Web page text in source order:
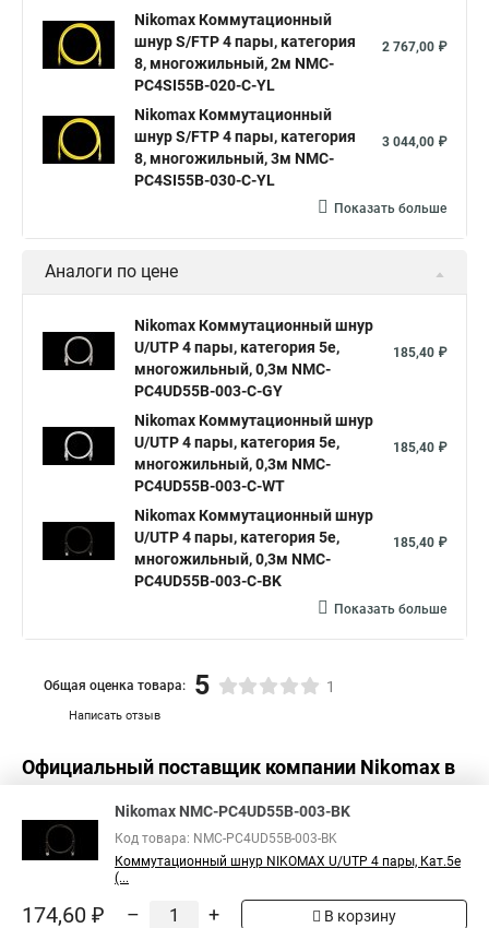
Nikomax Коммутационный
шнур S/FTP 4 пары, категория
8, многожильный, 2м NMC-
PC4SI55B-020-C-YL
2 767,00 ₽
Nikomax Коммутационный
шнур S/FTP 4 пары, категория
8, многожильный, 3м NMC-
PC4SI55B-030-C-YL
3 044,00 ₽
Показать больше
Аналоги по цене
Nikomax Коммутационный шнур
U/UTP 4 пары, категория 5е,
многожильный, 0,3м NMC-
PC4UD55B-003-C-GY
185,40 ₽
Nikomax Коммутационный шнур
U/UTP 4 пары, категория 5е,
многожильный, 0,3м NMC-
PC4UD55B-003-C-WT
185,40 ₽
Nikomax Коммутационный шнур
U/UTP 4 пары, категория 5е,
многожильный, 0,3м NMC-
PC4UD55B-003-C-BK
185,40 ₽
Показать больше
Написать отзыв
Общая оценка товара: 5 1
Официальный поставщик компании Nikomax в
Nikomax NMC-PC4UD55B-003-BK
Код товара: NMC-PC4UD55B-003-BK
Коммутационный шнур NIKOMAX U/UTP 4 пары, Кат.5е
(...
174,60 ₽ – + В корзину